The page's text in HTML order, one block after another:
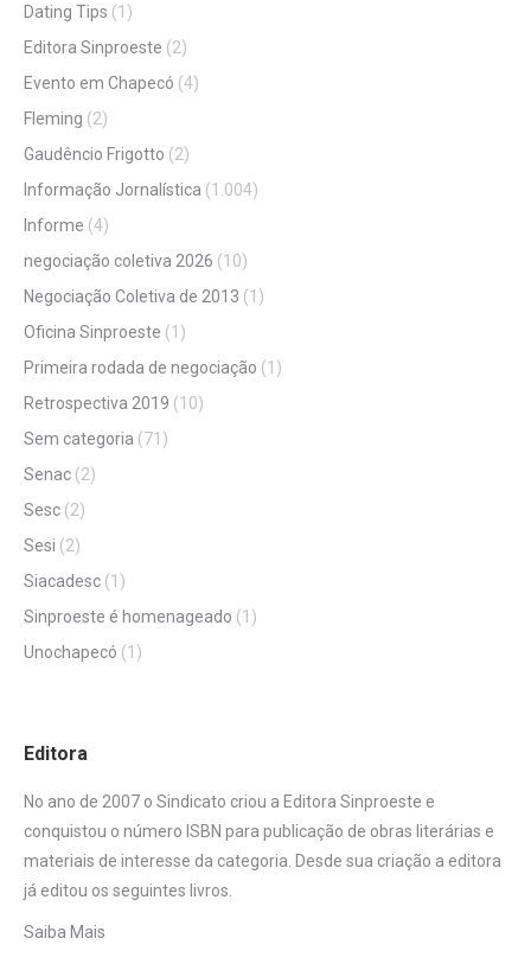
Dating Tips (1)
Editora Sinproeste (2)
Evento em Chapecó (4)
Fleming (2)
Gaudêncio Frigotto (2)
Informação Jornalística (1.004)
Informe (4)
negociação coletiva 2026 (10)
Negociação Coletiva de 2013 (1)
Oficina Sinproeste (1)
Primeira rodada de negociação (1)
Retrospectiva 2019 (10)
Sem categoria (71)
Senac (2)
Sesc (2)
Sesi (2)
Siacadesc (1)
Sinproeste é homenageado (1)
Unochapecó (1)
Editora
No ano de 2007 o Sindicato criou a Editora Sinproeste e
conquistou o número ISBN para publicação de obras literárias e
materiais de interesse da categoria. Desde sua criação a editora
já editou os seguintes livros.
Saiba Mais